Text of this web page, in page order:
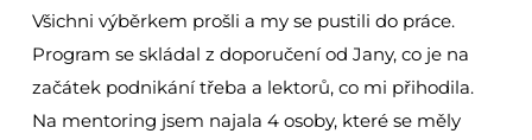
Všichni výběrkem prošli a my se pustili do práce.
Program se skládal z doporučení od Jany, co je na
začátek podnikání třeba a lektorů, co mi přihodila.
Na mentoring jsem najala 4 osoby, které se měly